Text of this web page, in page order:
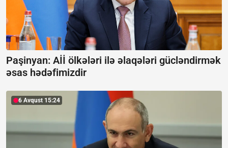
Paşinyan: Aİİ ölkələri ilə əlaqələri gücləndirmək
əsas hədəfimizdir
6 Avqust 15:24